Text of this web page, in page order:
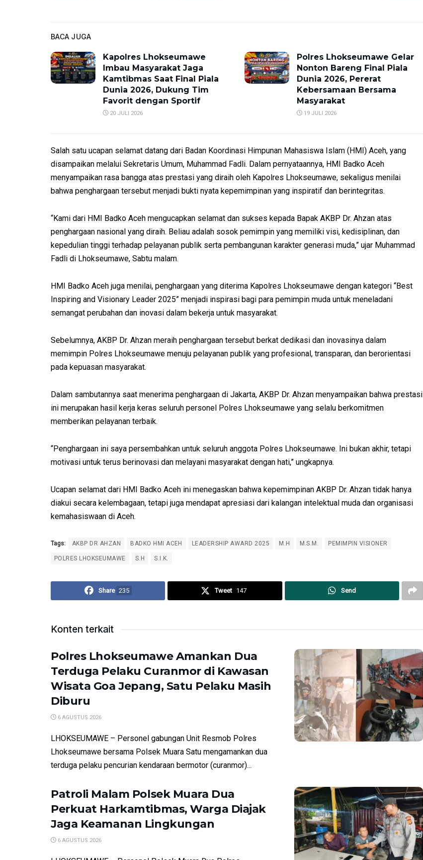
BACA JUGA
Kapolres Lhokseumawe
Imbau Masyarakat Jaga
Kamtibmas Saat Final Piala
Dunia 2026, Dukung Tim
Favorit dengan Sportif
20 JULI 2026
Polres Lhokseumawe Gelar
Nonton Bareng Final Piala
Dunia 2026, Pererat
Kebersamaan Bersama
Masyarakat
19 JULI 2026
Salah satu ucapan selamat datang dari Badan Koordinasi Himpunan Mahasiswa Islam (HMI) Aceh, yang
disampaikan melalui Sekretaris Umum, Muhammad Fadli. Dalam pernyataannya, HMI Badko Aceh
menyampaikan rasa bangga atas prestasi yang diraih oleh Kapolres Lhokseumawe, sekaligus menilai
bahwa penghargaan tersebut menjadi bukti nyata kepemimpinan yang inspiratif dan berintegritas.
“Kami dari HMI Badko Aceh mengucapkan selamat dan sukses kepada Bapak AKBP Dr. Ahzan atas
penghargaan nasional yang diraih. Beliau adalah sosok pemimpin yang memiliki visi, kedisiplinan, dan
kepedulian tinggi terhadap pelayanan publik serta pembangunan karakter generasi muda,” ujar Muhammad
Fadli di Lhokseumawe, Sabtu malam.
HMI Badko Aceh juga menilai, penghargaan yang diterima Kapolres Lhokseumawe dengan kategori “Best
Inspiring and Visionary Leader 2025” menjadi inspirasi bagi para pemimpin muda untuk meneladani
semangat perubahan dan inovasi dalam bekerja untuk masyarakat.
Sebelumnya, AKBP Dr. Ahzan meraih penghargaan tersebut berkat dedikasi dan inovasinya dalam
memimpin Polres Lhokseumawe menuju pelayanan publik yang profesional, transparan, dan berorientasi
pada kepuasan masyarakat.
Dalam sambutannya saat menerima penghargaan di Jakarta, AKBP Dr. Ahzan menyampaikan bahwa prestasi
ini merupakan hasil kerja keras seluruh personel Polres Lhokseumawe yang selalu berkomitmen
memberikan pelayanan terbaik.
“Penghargaan ini saya persembahkan untuk seluruh anggota Polres Lhokseumawe. Ini bukan akhir, tetapi
motivasi untuk terus berinovasi dan melayani masyarakat dengan hati,” ungkapnya.
Ucapan selamat dari HMI Badko Aceh ini menegaskan bahwa kepemimpinan AKBP Dr. Ahzan tidak hanya
diakui secara kelembagaan, tetapi juga mendapat apresiasi dari kalangan intelektual muda dan organisasi
kemahasiswaan di Aceh.
Tags: AKBP DR AHZAN BADKO HMI ACEH LEADERSHIP AWARD 2025 M.H M.S.M. PEMIMPIN VISIONER
POLRES LHOKSEUMAWE S.H S.I.K.
Share 235 Tweet 147 Send
Konten terkait
Polres Lhokseumawe Amankan Dua
Terduga Pelaku Curanmor di Kawasan
Wisata Goa Jepang, Satu Pelaku Masih
Diburu
6 AGUSTUS 2026
LHOKSEUMAWE – Personel gabungan Unit Resmob Polres
Lhokseumawe bersama Polsek Muara Satu mengamankan dua
terduga pelaku pencurian kendaraan bermotor (curanmor)...
Patroli Malam Polsek Muara Dua
Perkuat Harkamtibmas, Warga Diajak
Jaga Keamanan Lingkungan
6 AGUSTUS 2026